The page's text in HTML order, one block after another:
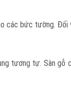
các bức tường. Đối
tương tự. Sàn gỗ